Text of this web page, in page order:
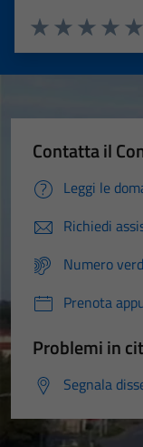
Valuta
Valuta 3
Valuta 2 stelle
Valuta 1 stelle su
Contatta il
Leggi le
Richiedi
Numero
Prenota
Problemi in
Segnala